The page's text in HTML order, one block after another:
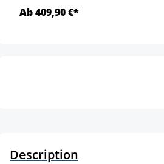
Ab 409,90 €*
Description